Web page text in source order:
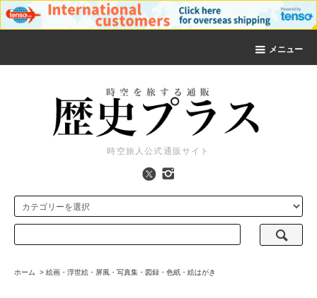
メニュー
時空旅人公式通販サイト
ホーム > 絵画・浮世絵・屏風・写真集・図録・色紙・絵はがき